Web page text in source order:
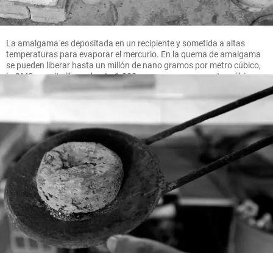
La amalgama es depositada en un recipiente y sometida a altas
temperaturas para evaporar el mercurio. En la quema de amalgama
se pueden liberar hasta un millón de nano gramos por metro cúbico,
la OMS permite liberar hasta 1.000 nano gramos por metro cúbico.